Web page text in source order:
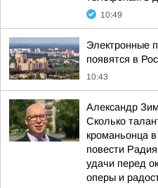
10:49
Электронные
появятся в
10:43
Александр
Сколько
кроманьонца
повести
удачи перед
оперы и